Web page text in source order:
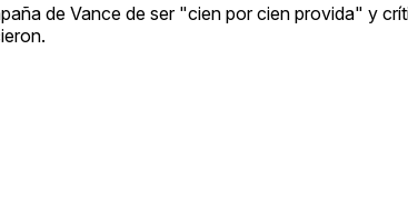
de Vance de ser "cien por cien provida" y